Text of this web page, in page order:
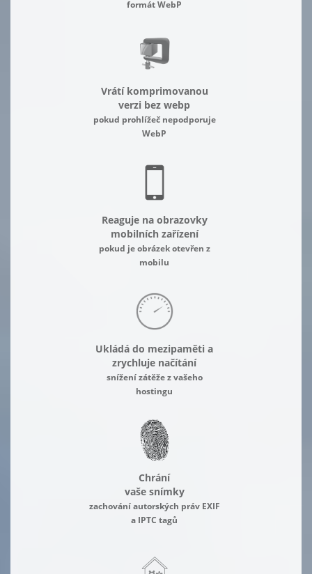
formát WebP
Vrátí komprimovanou
verzi bez webp
pokud prohlížeč nepodporuje
WebP
Reaguje na obrazovky
mobilních zařízení
pokud je obrázek otevřen z
mobilu
Ukládá do mezipaměti a
zrychluje načítání
snížení zátěže z vašeho
hostingu
Chrání
vaše snímky
zachování autorských práv EXIF
a IPTC tagů